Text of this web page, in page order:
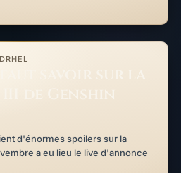
d'énormes spoilers sur la
a eu lieu le live d'annonce
la version Luna III de Genshin Impact